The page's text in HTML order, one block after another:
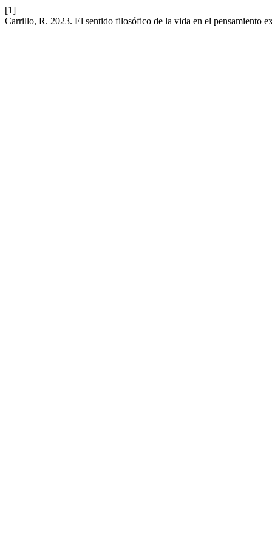
[1]
Carrillo, R. 2023. El sentido filosófico de la vida en el pensamiento